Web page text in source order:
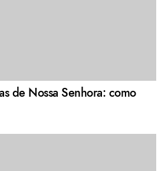
de Nossa Senhora: como